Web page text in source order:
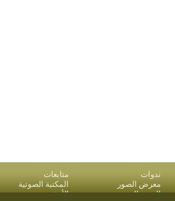
ندوات
متابعات
معرض الصور
المكتبة الصوتية
البحث المتقدم الأرشيف